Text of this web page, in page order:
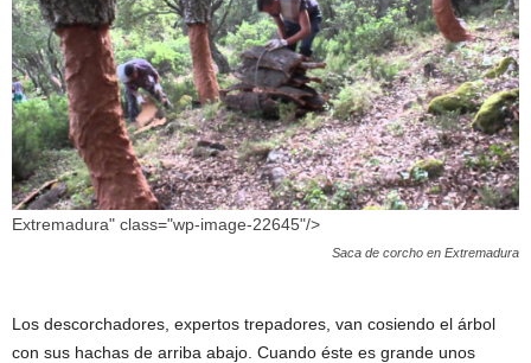
Extremadura" class="wp-image-22645"/>
Saca de corcho en Extremadura
Los descorchadores, expertos trepadores, van cosiendo el árbol
con sus hachas de arriba abajo. Cuando éste es grande unos